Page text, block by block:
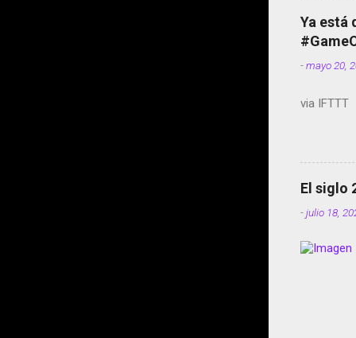
Ya está
-mayo 20,
via IFTTT
El siglo
-julio 18,